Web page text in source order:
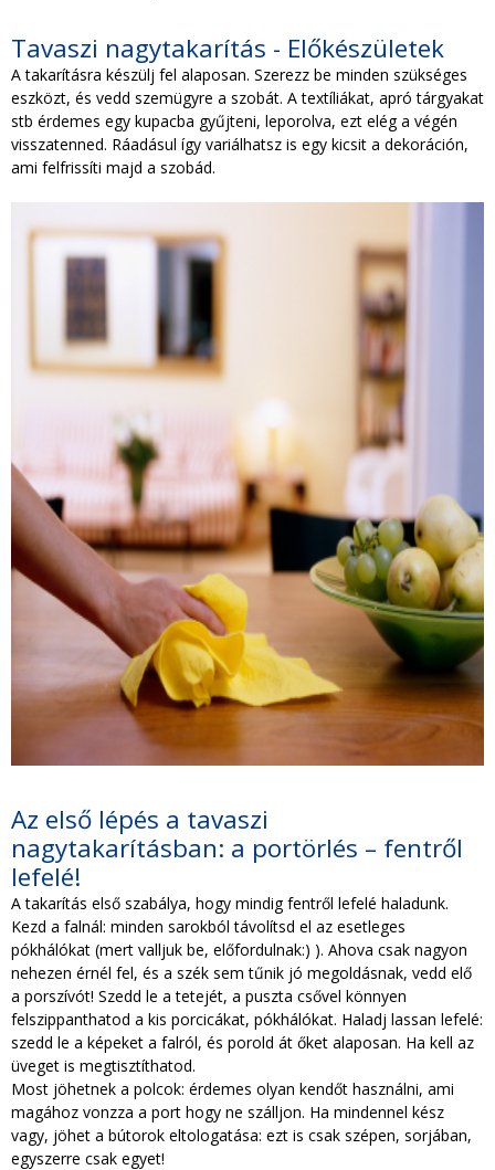
Tavaszi nagytakarítás - Előkészületek
A takarításra készülj fel alaposan. Szerezz be minden szükséges
eszközt, és vedd szemügyre a szobát. A textíliákat, apró tárgyakat
stb érdemes egy kupacba gyűjteni, leporolva, ezt elég a végén
visszatenned. Ráadásul így variálhatsz is egy kicsit a dekoráción,
ami felfrissíti majd a szobád.
Az első lépés a tavaszi
nagytakarításban: a portörlés – fentről
lefelé!
A takarítás első szabálya, hogy mindig fentről lefelé haladunk.
Kezd a falnál: minden sarokból távolítsd el az esetleges
pókhálókat (mert valljuk be, előfordulnak:) ). Ahova csak nagyon
nehezen érnél fel, és a szék sem tűnik jó megoldásnak, vedd elő
a porszívót! Szedd le a tetejét, a puszta csővel könnyen
felszippanthatod a kis porcicákat, pókhálókat. Haladj lassan lefelé:
szedd le a képeket a falról, és porold át őket alaposan. Ha kell az
üveget is megtisztíthatod.
Most jöhetnek a polcok: érdemes olyan kendőt használni, ami
magához vonzza a port hogy ne szálljon. Ha mindennel kész
vagy, jöhet a bútorok eltologatása: ezt is csak szépen, sorjában,
egyszerre csak egyet!